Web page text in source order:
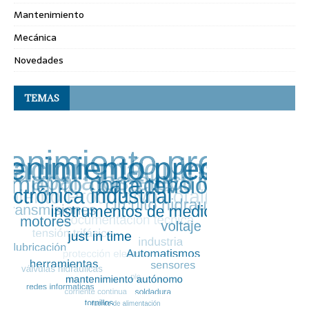
Mantenimiento
Mecánica
Novedades
TEMAS